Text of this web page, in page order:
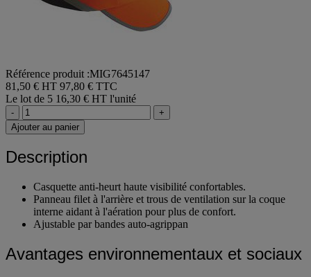
Référence produit :MIG7645147
81,50 € HT 97,80 € TTC
Le lot de 5 16,30 € HT l'unité
-
+
Ajouter au panier
Description
Casquette anti-heurt haute visibilité confortables.
Panneau filet à l'arrière et trous de ventilation sur la coque
interne aidant à l'aération pour plus de confort.
Ajustable par bandes auto-agrippan
Avantages environnementaux et sociaux